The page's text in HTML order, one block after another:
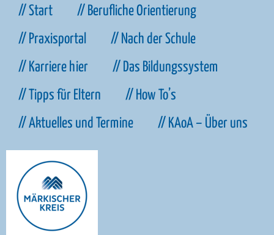
// Start
// Berufliche Orientierung
// Praxisportal
// Nach der Schule
// Karriere hier
// Das Bildungssystem
// Tipps für Eltern
// How To’s
// Aktuelles und Termine
// KAoA – Über uns